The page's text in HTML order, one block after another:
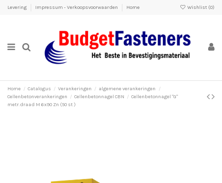
Levering Impressum - Verkoopsvoorwaarden Home Wishlist (0)
Home Catalogus Verankeringen
algemene verankeringen
Cellenbetonverankeringen
Cellenbetonnagel CBN
Cellenbetonnagel "G"
metr.draad M 6x90 Zn (50 st )